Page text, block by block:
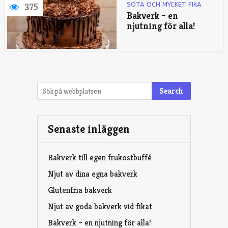
375 SÖTA OCH MYCKET FIKA
Bakverk – en
njutning för alla!
Search
Senaste inläggen
Bakverk till egen frukostbuffé
Njut av dina egna bakverk
Glutenfria bakverk
Njut av goda bakverk vid fikat
Bakverk – en njutning för alla!